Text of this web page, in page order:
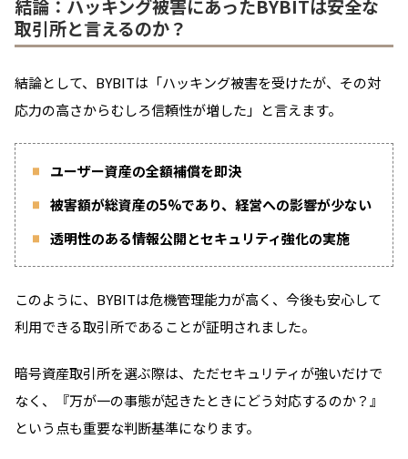
ユーザーからの評価は高まったと思う。
一方で、これがBYBITではなくもっと小規模の
このリスクは再認識し、今このタイミングで自
身の資産保管状況について確認するべきだと思
います。
ちなみに僕はBYBITから1円たりとも出金して
いません。
【Bybitハッキング事件】 被害額にも驚いたけ
ど、利用者への対応の良さにも驚いたんだよ
結論：ハッキング被害にあったBYBITは安全な
取引所と言えるのか？
結論として、BYBITは「ハッキング被害を受けたが、その対
応力の高さからむしろ信頼性が増した」と言えます。
ユーザー資産の全額補償を即決
被害額が総資産の5%であり、経営への影響が少ない
透明性のある情報公開とセキュリティ強化の実施
このように、BYBITは危機管理能力が高く、今後も安心して
利用できる取引所であることが証明されました。
暗号資産取引所を選ぶ際は、ただセキュリティが強いだけで
なく、『万が一の事態が起きたときにどう対応するのか？』
という点も重要な判断基準になります。